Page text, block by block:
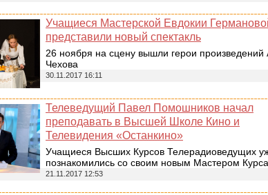
Учащиеся Мастерской Евдокии
представили новый спектакль
26 ноября на сцену вышли герои произведений
Чехова
30.11.2017 16:11
Телеведущий Павел Помошников начал
преподавать в Высшей Школе Кино и
Телевидения «Останкино»
Учащиеся Высших Курсов Телерадиоведущих
познакомились со своим новым Мастером Курса
21.11.2017 12:53